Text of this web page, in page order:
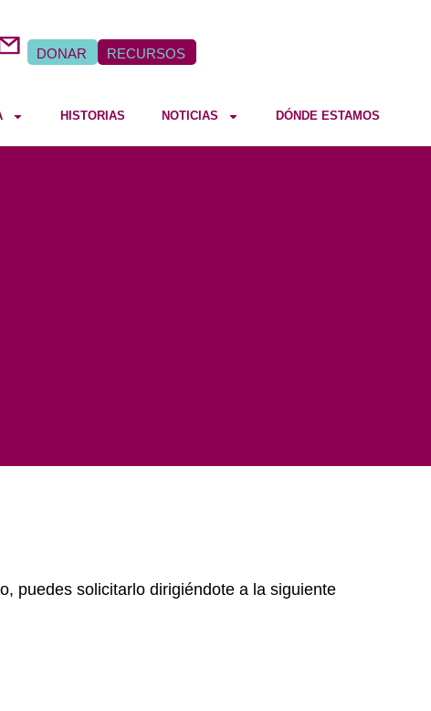
DONAR RECURSOS
HISTORIAS NOTICIAS DÓNDE ESTAMOS
puedes solicitarlo dirigiéndote a la siguiente